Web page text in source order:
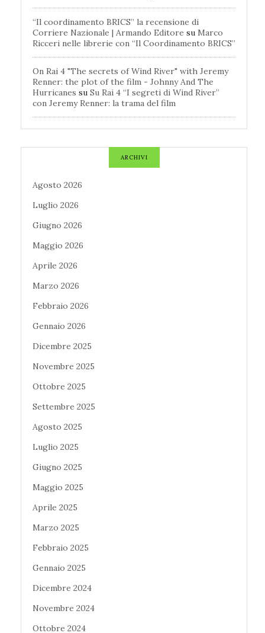
“Il coordinamento BRICS” la recensione di
Corriere Nazionale | Armando Editore su Marco
Ricceri nelle librerie con “Il Coordinamento BRICS”
On Rai 4 "The secrets of Wind River" with Jeremy
Renner: the plot of the film - Johnny And The
Hurricanes su Su Rai 4 “I segreti di Wind River”
con Jeremy Renner: la trama del film
ARCHIVI
Agosto 2026
Luglio 2026
Giugno 2026
Maggio 2026
Aprile 2026
Marzo 2026
Febbraio 2026
Gennaio 2026
Dicembre 2025
Novembre 2025
Ottobre 2025
Settembre 2025
Agosto 2025
Luglio 2025
Giugno 2025
Maggio 2025
Aprile 2025
Marzo 2025
Febbraio 2025
Gennaio 2025
Dicembre 2024
Novembre 2024
Ottobre 2024